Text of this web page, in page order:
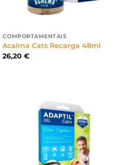
COMPORTAMENTAIS
Acalma Cats Recarga 48ml
26,20€